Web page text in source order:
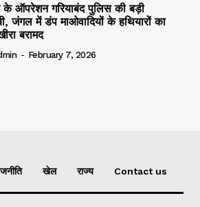
ऑपरेशन गरियाबंद पुलिस की बड़ी
जंगल में डंप माओवादियों के हथियारों का
बरामद
- February 7, 2026
खेल राज्य Contact us